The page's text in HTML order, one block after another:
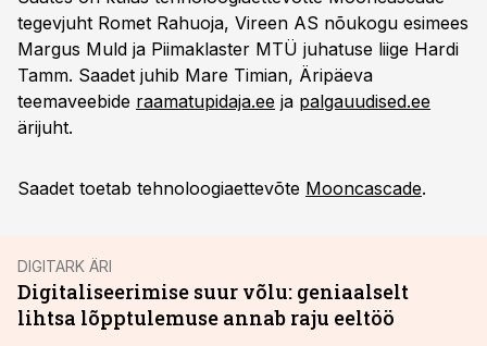
tegevjuht Romet Rahuoja, Vireen AS nõukogu esimees
Margus Muld ja Piimaklaster MTÜ juhatuse liige Hardi
Tamm. Saadet juhib Mare Timian, Äripäeva
teemaveebide raamatupidaja.ee ja palgauudised.ee
ärijuht.
Saadet toetab tehnoloogiaettevõte Mooncascade.
DIGITARK ÄRI
Digitaliseerimise suur võlu: geniaalselt
lihtsa lõpptulemuse annab raju eeltöö